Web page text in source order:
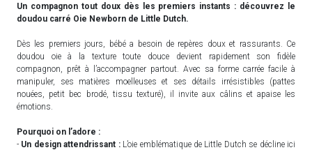
Un compagnon tout doux dès les premiers instants : découvrez le
doudou carré Oie Newborn de Little Dutch.
Dès les premiers jours, bébé a besoin de repères doux et rassurants. Ce
doudou oie à la texture toute douce devient rapidement son fidèle
compagnon, prêt à l’accompagner partout. Avec sa forme carrée facile à
manipuler, ses matières moelleuses et ses détails irrésistibles (pattes
nouées, petit bec brodé, tissu texturé), il invite aux câlins et apaise les
émotions.
Pourquoi on l’adore :
- Un design attendrissant :L’oie emblématique de Little Dutch se décline ici